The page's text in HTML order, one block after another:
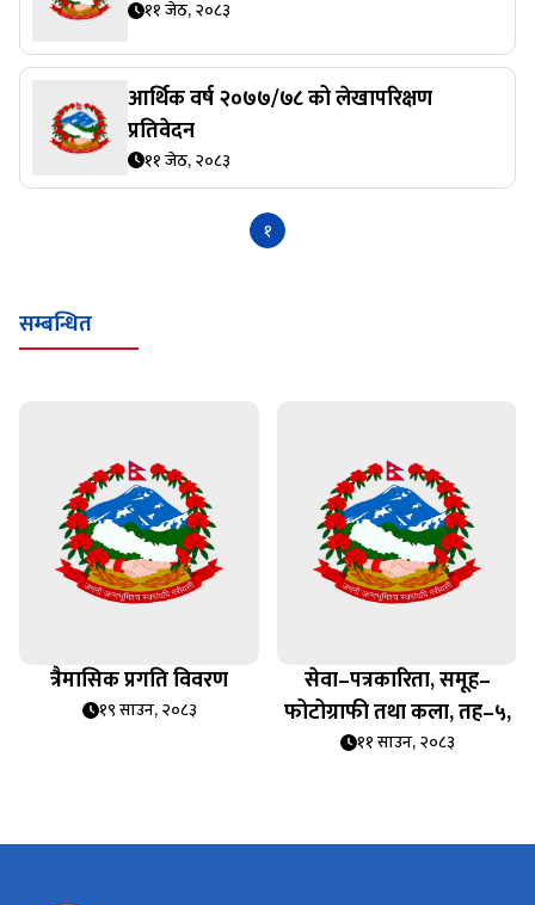
११ जेठ, २०८३
आर्थिक वर्ष २०७७/७८ को लेखापरिक्षण
प्रतिवेदन
११ जेठ, २०८३
१
सम्बन्धित
त्रैमासिक प्रगति विवरण
१९ साउन, २०८३
सेवा–पत्रकारिता, समूह–
फोटोग्राफी तथा कला, तह–५,
११ साउन, २०८३